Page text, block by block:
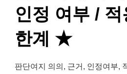
인정 여부 /
한계 ★
판단여지 의의, 근거, 인정여부,